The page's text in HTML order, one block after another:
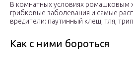
В комнатных условиях ромашковым
грибковые заболевания и самые
вредители: паутинный клещ, тля,
Как с ними бороться